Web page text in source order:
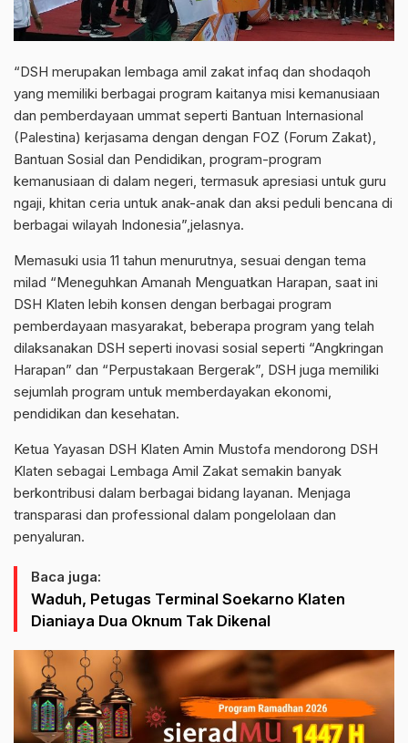
“DSH merupakan lembaga amil zakat infaq dan shodaqoh
yang memiliki berbagai program kaitanya misi kemanusiaan
dan pemberdayaan ummat seperti Bantuan Internasional
(Palestina) kerjasama dengan dengan FOZ (Forum Zakat),
Bantuan Sosial dan Pendidikan, program-program
kemanusiaan di dalam negeri, termasuk apresiasi untuk guru
ngaji, khitan ceria untuk anak-anak dan aksi peduli bencana di
berbagai wilayah Indonesia”,jelasnya.
Memasuki usia 11 tahun menurutnya, sesuai dengan tema
milad “Meneguhkan Amanah Menguatkan Harapan, saat ini
DSH Klaten lebih konsen dengan berbagai program
pemberdayaan masyarakat, beberapa program yang telah
dilaksanakan DSH seperti inovasi sosial seperti “Angkringan
Harapan” dan “Perpustakaan Bergerak”, DSH juga memiliki
sejumlah program untuk memberdayakan ekonomi,
pendidikan dan kesehatan.
Ketua Yayasan DSH Klaten Amin Mustofa mendorong DSH
Klaten sebagai Lembaga Amil Zakat semakin banyak
berkontribusi dalam berbagai bidang layanan. Menjaga
transparasi dan professional dalam pongelolaan dan
penyaluran.
Baca juga:
Waduh, Petugas Terminal Soekarno Klaten
Dianiaya Dua Oknum Tak Dikenal